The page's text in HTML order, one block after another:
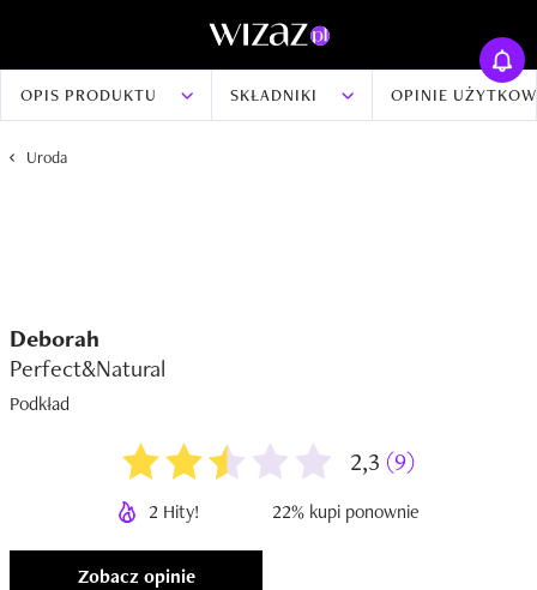
OPIS PRODUKTU SKŁADNIKI OPINIE
Uroda
Deborah
Perfect&Natural
Podkład
2,3 (9)
2 Hity! 22% kupi ponownie
Zobacz opinie